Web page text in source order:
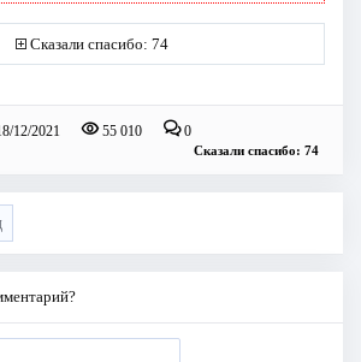
Сказали спасибо: 74
12/2021 55 010 0
Сказали спасибо: 74